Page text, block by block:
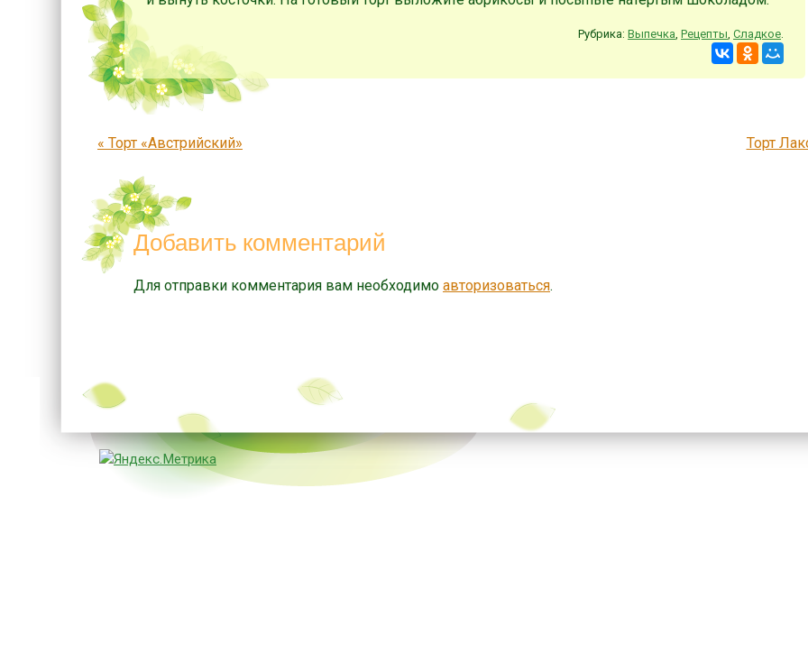
Рубрика:Выпечка ,Рецепты ,Сладкое
Запись навигация
« Торт «Австрийский» Торт
Добавить комментарий
Для отправки комментария вам необходимо авторизоваться.